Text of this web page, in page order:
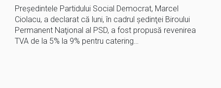
Preşedintele Partidului Social Democrat, Marcel
Ciolacu, a declarat că luni, în cadrul şedinţei Biroului
Permanent Naţional al PSD, a fost propusă revenirea
TVA de la 5% la 9% pentru catering…